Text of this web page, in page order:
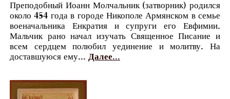
Преподобный Иоанн Молчальник (затворник) родился
около 454 года в городе Никополе Армянском в семье
военачальника Енкратия и супруги его Евфимии.
Мальчик рано начал изучать Священное Писание и
всем сердцем полюбил уединение и молитву. На
доставшуюся ему... Далее...